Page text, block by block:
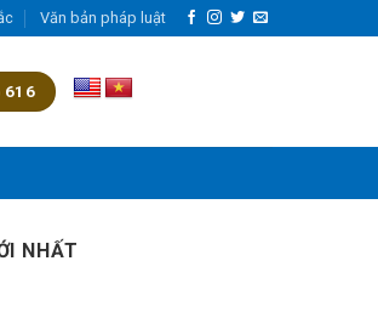
Văn bản pháp luật
616
NHẤT